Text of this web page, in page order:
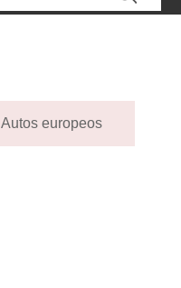
Autos europeos